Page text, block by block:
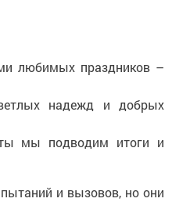
любимых праздников –
надежд и добрых
мы подводим итоги и
и вызовов, но они